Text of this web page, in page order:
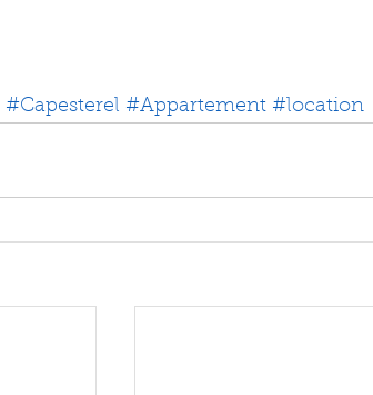
#Capesterel #Appartement #location